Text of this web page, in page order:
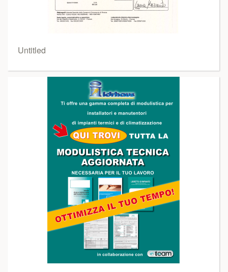
Untitled